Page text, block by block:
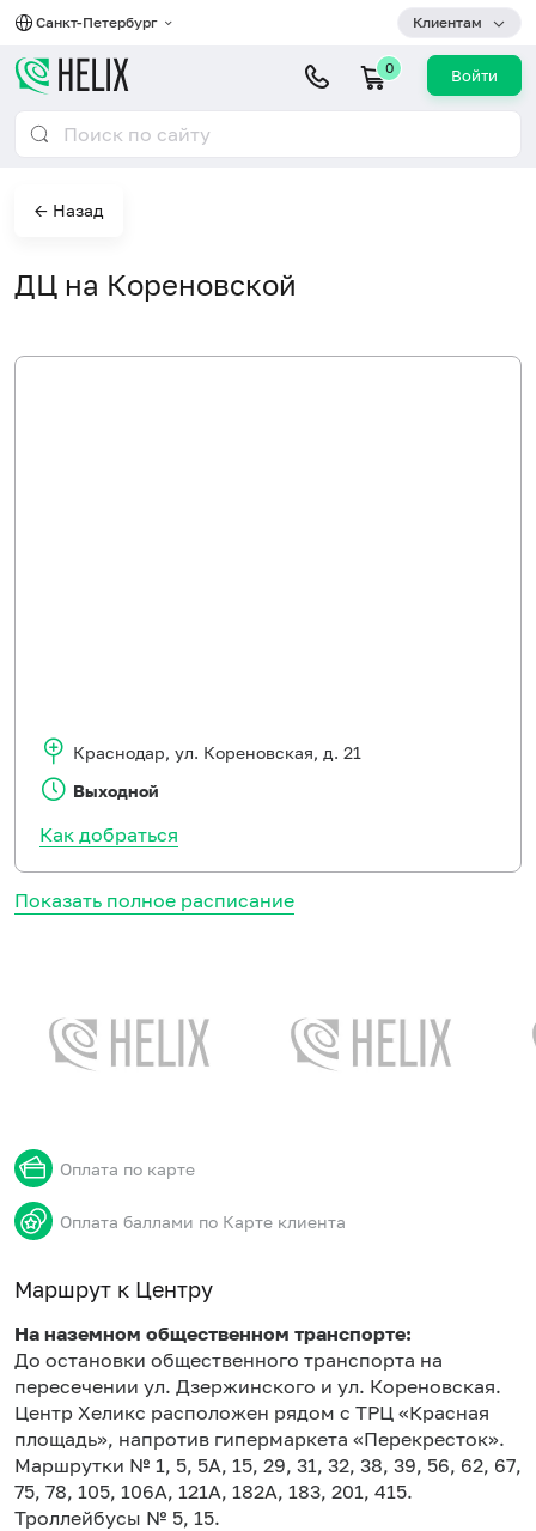
Санкт-Петербург Клиентам
0 Войти
← Назад
ДЦ на Кореновской
Показать полное расписание
Оплата по карте
Оплата баллами по Карте клиента
Маршрут к Центру
На наземном общественном транспорте:
До остановки общественного транспорта на
пересечении ул. Дзержинского и ул. Кореновская.
Центр Хеликс расположен рядом с ТРЦ «Красная
площадь», напротив гипермаркета «Перекресток».
Маршрутки № 1, 5, 5А, 15, 29, 31, 32, 38, 39, 56, 62, 67,
75, 78, 105, 106А, 121А, 182А, 183, 201, 415.
Троллейбусы № 5, 15.
Краснодар, ул. Кореновская, д. 21
Выходной
Как добраться